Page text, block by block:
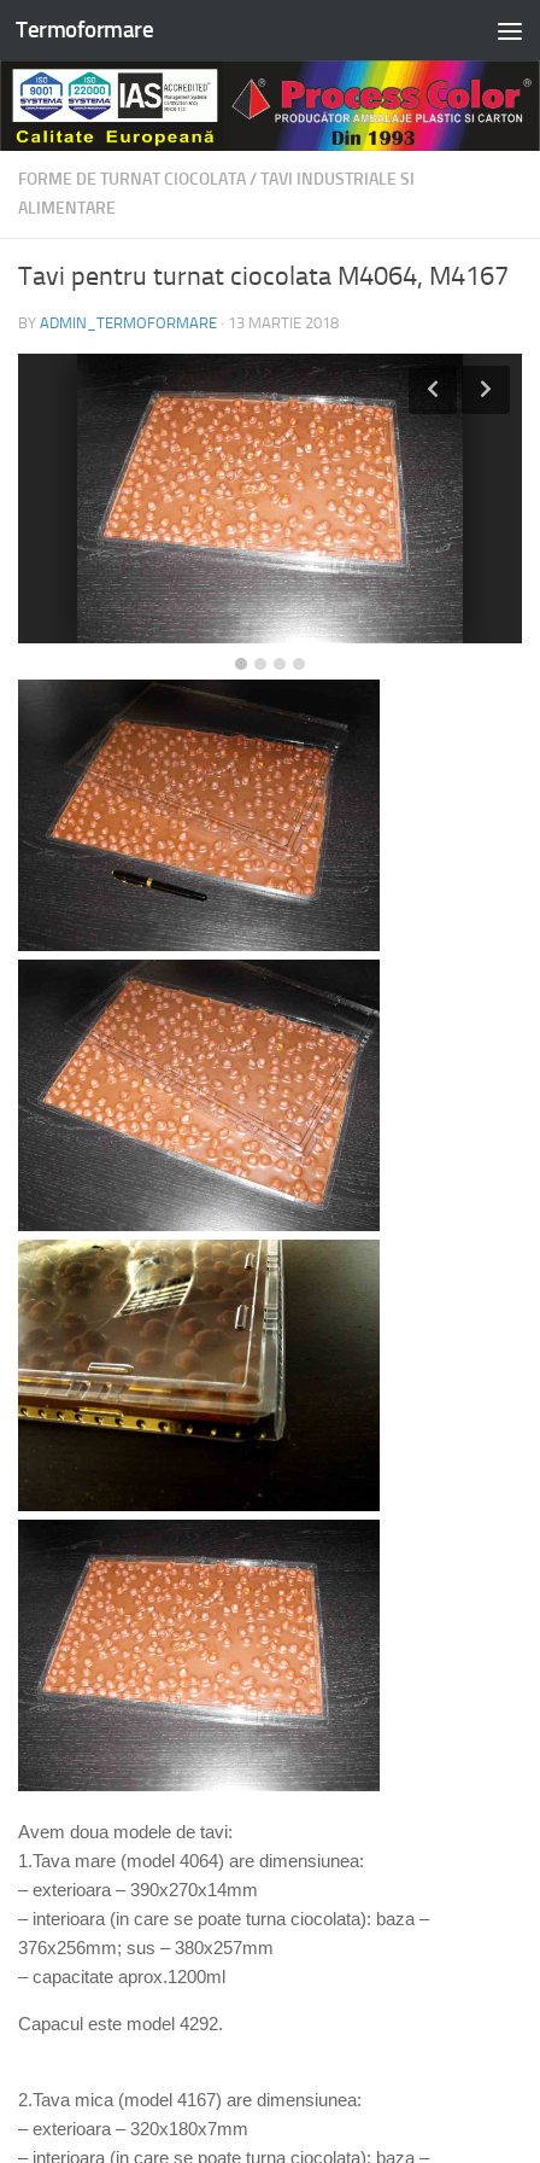
Skip to content
Termoformare
FORME DE TURNAT CIOCOLATA/TAVI INDUSTRIALE SI
ALIMENTARE
Tavi pentru turnat ciocolata M4064, M4167
BY ADMIN_TERMOFORMARE · 13 MARTIE 2018
Avem doua modele de tavi:
1.Tava mare (model 4064) are dimensiunea:
– exterioara – 390x270x14mm
– interioara (in care se poate turna ciocolata): baza –
376x256mm; sus – 380x257mm
– capacitate aprox.1200ml
Capacul este model 4292.
2.Tava mica (model 4167) are dimensiunea:
– exterioara – 320x180x7mm
– interioara (in care se poate turna ciocolata): baza –